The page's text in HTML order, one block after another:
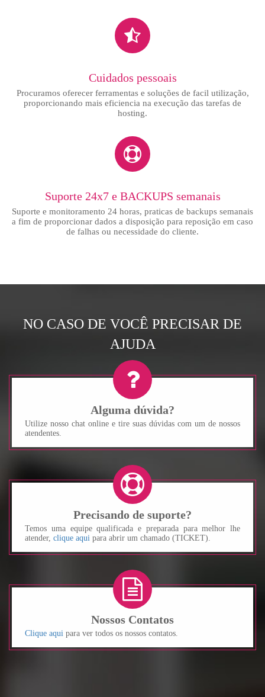
Cuidados pessoais
Procuramos oferecer ferramentas e soluções de facil utilização,
proporcionando mais eficiencia na execução das tarefas de
hosting.
Suporte 24x7 e BACKUPS semanais
Suporte e monitoramento 24 horas, praticas de backups semanais
a fim de proporcionar dados a disposição para reposição em caso
de falhas ou necessidade do cliente.
NO CASO DE VOCÊ PRECISAR DE
AJUDA
Alguma dúvida?
Utilize nosso chat online e tire suas dúvidas com um de nossos
atendentes.
Precisando de suporte?
Temos uma equipe qualificada e preparada para melhor lhe
atender, clique aqui para abrir um chamado (TICKET).
Nossos Contatos
Clique aqui para ver todos os nossos contatos.